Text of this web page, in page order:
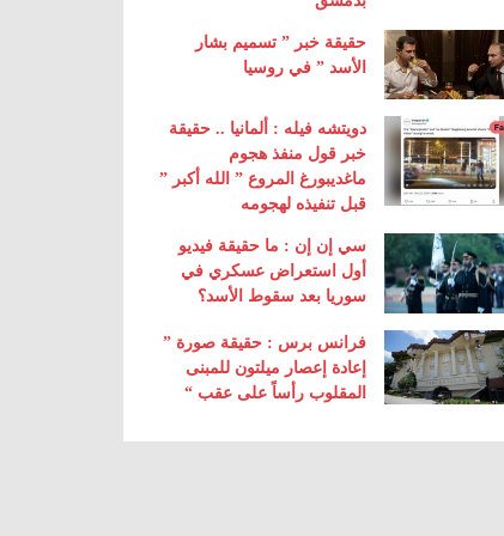
حقيقة خبر ” تسميم بشار
الأسد ” في روسيا
دويتشه فيله : ألمانيا .. حقيقة
خبر قول منفذ هجوم
ماغديبورغ المروع ” الله أكبر ”
قبل تنفيذه لهجومه
سي إن إن : ما حقيقة فيديو
أول استعراض عسكري في
سوريا بعد سقوط الأسد؟
فرانس برس : حقيقة صورة ”
إعادة إعصار ميلتون للمبنى
المقلوب رأساً على عقب “